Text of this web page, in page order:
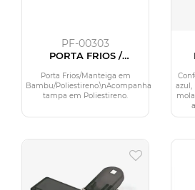
PF-00303
PORTA FRIOS /
COM TAMPA
Porta Frios/Manteiga em
Bambu/Poliestireno.\nAcompanha
tampa em Poliestireno.
azul,